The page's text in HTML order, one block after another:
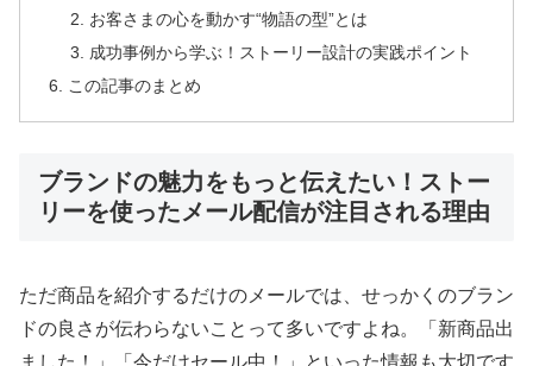
お客さまの心を動かす“物語の型”とは
成功事例から学ぶ！ストーリー設計の実践ポイント
この記事のまとめ
ブランドの魅力をもっと伝えたい！ストー
リーを使ったメール配信が注目される理由
ただ商品を紹介するだけのメールでは、せっかくのブラン
ドの良さが伝わらないことって多いですよね。「新商品出